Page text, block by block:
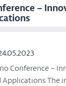
–
Conference –
Applications The